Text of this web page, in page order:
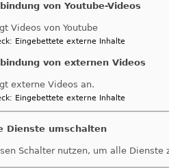
Stefan Ammon
Gustav-Adolf-Kirche München
von Youtube-Videos
Videos von Youtube
: Eingebettete externe Inhalte
von externen Videos
externe Videos an.
: Eingebettete externe Inhalte
Dienste umschalten
Schalter nutzen, um alle